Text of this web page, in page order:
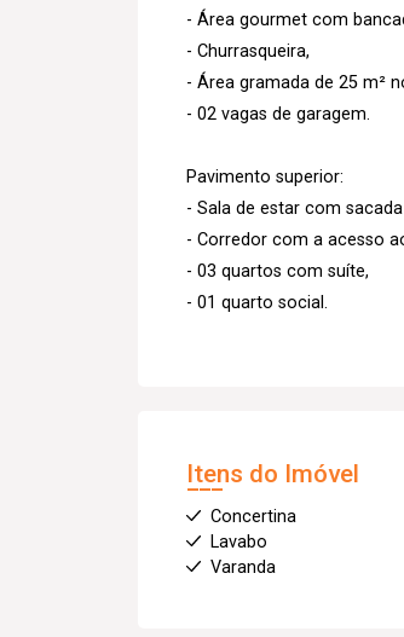
- Área gourmet com
- Churrasqueira,
- Área gramada de 25 m²
- 02 vagas de garagem.
Pavimento superior:
- Sala de estar com
- Corredor com a acesso
- 03 quartos com suíte,
- 01 quarto social.
Itens do Imóvel
Concertina
Lavabo
Varanda